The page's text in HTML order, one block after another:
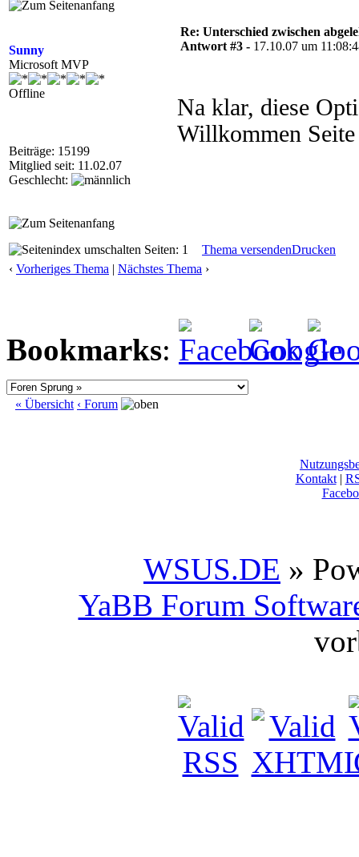
Sunny
Microsoft MVP
Offline
Beiträge: 15199
Mitglied seit: 11.02.07
Geschlecht:
Re: Unterschied zwischen
Antwort #3 - 17.10.07 um
Na klar, diese
Willkommen
Seiten: 1 Thema versendenDrucken
‹ Vorheriges Thema | Nächstes Thema ›
Bookmarks:
« Übersicht ‹ Forum
Kontakt|
WSUS.DE »
YaBB Forum